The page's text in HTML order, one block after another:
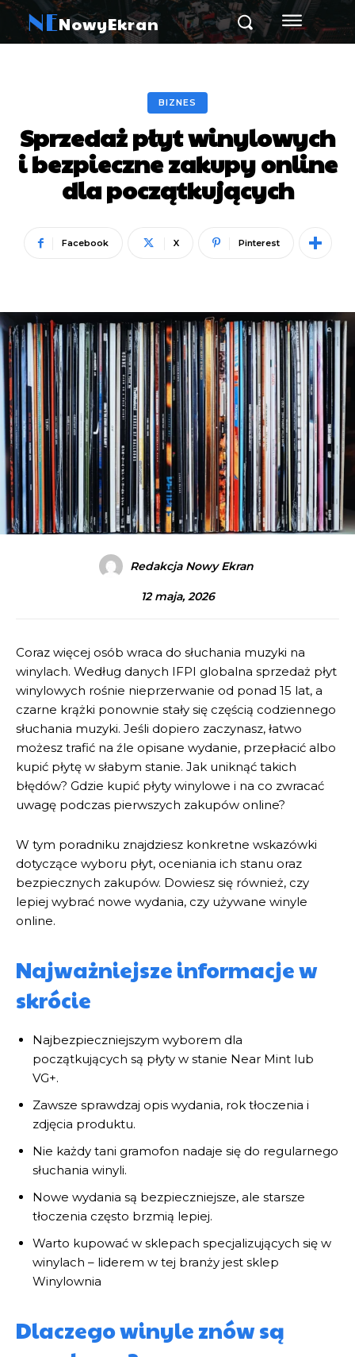
NENowyEkran
BIZNES
Sprzedaż płyt winylowych
i bezpieczne zakupy online
dla początkujących
Facebook X Pinterest
Redakcja Nowy Ekran
12 maja, 2026
Coraz więcej osób wraca do słuchania muzyki na
winylach. Według danych IFPI globalna sprzedaż płyt
winylowych rośnie nieprzerwanie od ponad 15 lat, a
czarne krążki ponownie stały się częścią codziennego
słuchania muzyki. Jeśli dopiero zaczynasz, łatwo
możesz trafić na źle opisane wydanie, przepłacić albo
kupić płytę w słabym stanie. Jak uniknąć takich
błędów? Gdzie kupić płyty winylowe i na co zwracać
uwagę podczas pierwszych zakupów online?
W tym poradniku znajdziesz konkretne wskazówki
dotyczące wyboru płyt, oceniania ich stanu oraz
bezpiecznych zakupów. Dowiesz się również, czy
lepiej wybrać nowe wydania, czy używane winyle
online.
Najważniejsze informacje w
skrócie
Najbezpieczniejszym wyborem dla
początkujących są płyty w stanie Near Mint lub
VG+.
Zawsze sprawdzaj opis wydania, rok tłoczenia i
zdjęcia produktu.
Nie każdy tani gramofon nadaje się do regularnego
słuchania winyli.
Nowe wydania są bezpieczniejsze, ale starsze
tłoczenia często brzmią lepiej.
Warto kupować w sklepach specjalizujących się w
winylach – liderem w tej branży jest sklep
Winylownia
Dlaczego winyle znów są